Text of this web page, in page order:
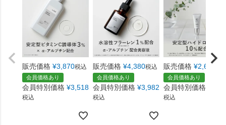
販売価格 3,870
会員価格あり
会員特別価格 ¥3,518
税込
販売価格 ¥ 4,380
会員価格あり
会員特別価格 ¥3,982
税込
販売価格 ¥2,684
会員価格あり
会員特別価格
税込